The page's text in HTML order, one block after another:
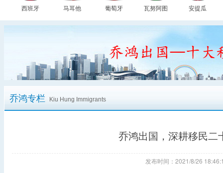
西班牙 马耳他 葡萄牙 瓦努阿图 安提瓜
乔鸿专栏 Kiu Hung Immigrants
乔鸿出国，深耕移民二
发布时间：2021/8/26